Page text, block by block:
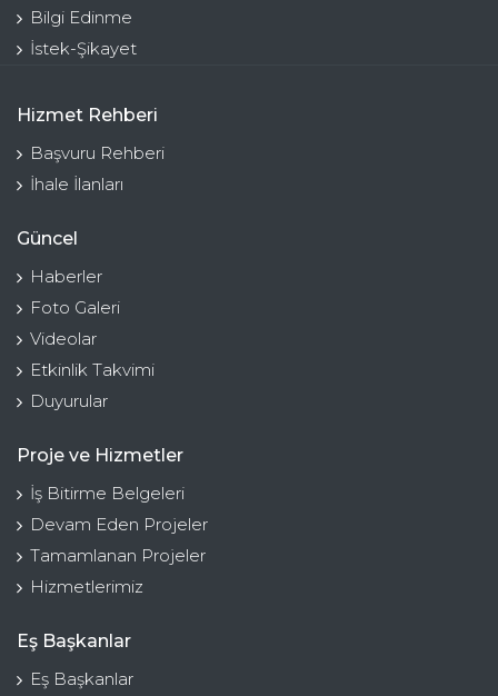
Bilgi Edinme
İstek-Şikayet
Hizmet Rehberi
Başvuru Rehberi
İhale İlanları
Güncel
Haberler
Foto Galeri
Videolar
Etkinlik Takvimi
Duyurular
Proje ve Hizmetler
İş Bitirme Belgeleri
Devam Eden Projeler
Tamamlanan Projeler
Hizmetlerimiz
Eş Başkanlar
Eş Başkanlar